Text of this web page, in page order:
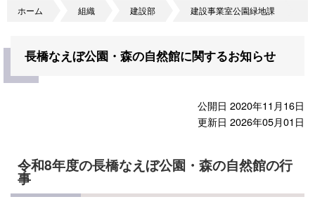
ホーム 組織 建設部 建設事業室公園緑地課
長橋なえぼ公園・森の自然館に関するお知らせ
公開日 2020年11月16日
更新日 2026年05月01日
令和8年度の長橋なえぼ公園・森の自然館の行
事